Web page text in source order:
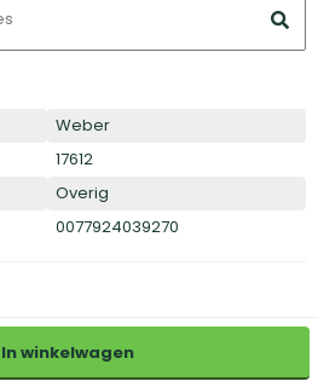
In winkelwagen
Weber
17612
Overig
0077924039270